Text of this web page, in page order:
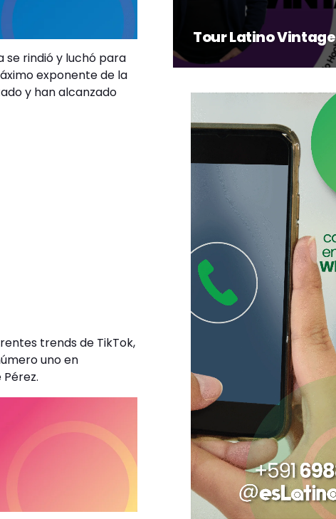
se rindió y luchó para
exponente de la
y han alcanzado
trends de TikTok,
uno en
Tour Latino Vintage